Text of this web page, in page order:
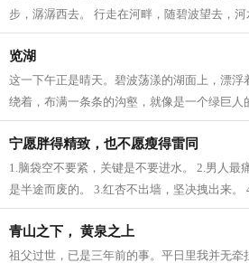
步，潺潺西去。 行走在河畔，随碧波望去，
春的小河还很羞涩，游春的人还没有开始...
览湖
这一下午正是晴天。碧波荡漾的湖面上，漂浮
绕着，布满一条条的沟壑，就像是一个绿巨人
旧了，年久失修，一块块深褐色的砖石...
宁愿胖得精致，也不愿瘦得雷同
1.脑袋空不要紧，关键是不要进水。 2.男人最
是半途而废的。 3.红杏不出墙，坚决拽出来。
不会听不会说不会写，不会质疑。...
青山之下， 黄泉之上
祖父过世，已是三年前的事。平日里我并无牵